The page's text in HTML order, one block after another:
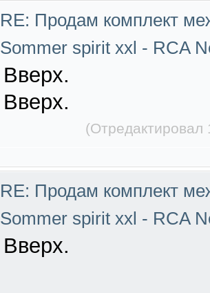
RE: Продам комплект
Sommer spirit xxl - RCA
Вверх.
Вверх.
RE: Продам комплект
Sommer spirit xxl - RCA
Вверх.